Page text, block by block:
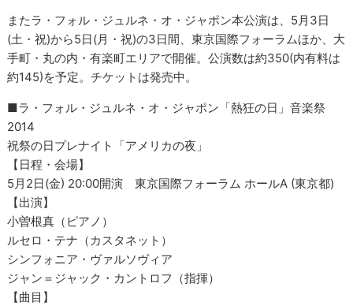
またラ・フォル・ジュルネ・オ・ジャポン本公演は、5月3日
(土・祝)から5日(月・祝)の3日間、東京国際フォーラムほか、大
手町・丸の内・有楽町エリアで開催。公演数は約350(内有料は
約145)を予定。チケットは発売中。
■ラ・フォル・ジュルネ・オ・ジャポン「熱狂の日」音楽祭
2014
祝祭の日プレナイト「アメリカの夜」
【日程・会場】
5月2日(金) 20:00開演 東京国際フォーラム ホールA (東京都)
【出演】
小曽根真（ピアノ）
ルセロ・テナ（カスタネット）
シンフォニア・ヴァルソヴィア
ジャン＝ジャック・カントロフ（指揮）
【曲目】